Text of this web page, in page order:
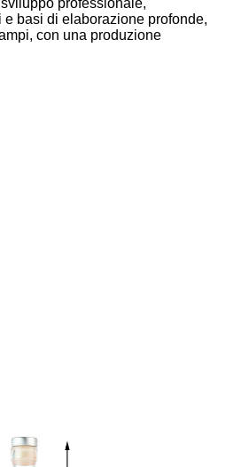
professionale,
basi di elaborazione profonde,
con una produzione